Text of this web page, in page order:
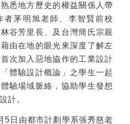
悉地方歷史的權益關係人帶
者茅明旭老師、李智賢前校
谷芳里長、及台灣簡氏宗親
由在地的眼光來深度了解左
次加入惡地協作的工業設計
體驗設計概論」之學生一起
驗場域脈絡，協助學生發想
計。
5日由都市計劃學系張秀慈老